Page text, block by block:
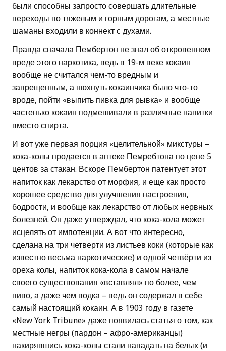
были способны запросто совершать длительные
переходы по тяжелым и горным дорогам, а местные
шаманы входили в коннект с духами.
Правда сначала Пембертон не знал об откровенном
вреде этого наркотика, ведь в 19-м веке кокаин
вообще не считался чем-то вредным и
запрещенным, а нюхнуть кокаинчика было что-то
вроде, пойти «выпить пивка для рывка» и вообще
частенько кокаин подмешивали в различные напитки
вместо спирта.
И вот уже первая порция «целительной» микстуры –
кока-колы продается в аптеке Пемребтона по цене 5
центов за стакан. Вскоре Пембертон патентует этот
напиток как лекарство от морфия, и еще как просто
хорошее средство для улучшения настроения,
бодрости, и вообще как лекарство от любых нервных
болезней. Он даже утверждал, что кока-кола может
исцелять от импотенции. А вот что интересно,
сделана на три четверти из листьев коки (которые как
известно весьма наркотические) и одной четвёрти из
ореха колы, напиток кока-кола в самом начале
своего существования «вставлял» по более, чем
пиво, а даже чем водка – ведь он содержал в себе
самый настоящий кокаин. А в 1903 году в газете
«New York Tribune» даже появилась статья о том, как
местные негры (пардон – афро-американцы)
накирявшись кока-колы стали нападать на белых (и